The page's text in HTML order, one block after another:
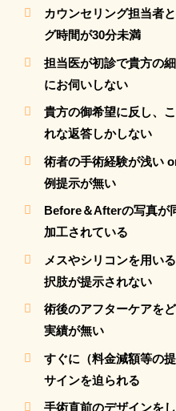
カウンセリング担当者
グ時間が30分未満
担当医が初診で貴方の
にお伺いしない
貴方の御希望に反し、
れな返答しかしない
術者の手術経験が浅い
例提示が無い
Before＆Afterの写真が
加工されている
メスやシリコンを用い
択肢が提示されない
術後のアフターケアを
実績が無い
すぐに（料金減額等の
サインを迫られる
手術直前のデザインを